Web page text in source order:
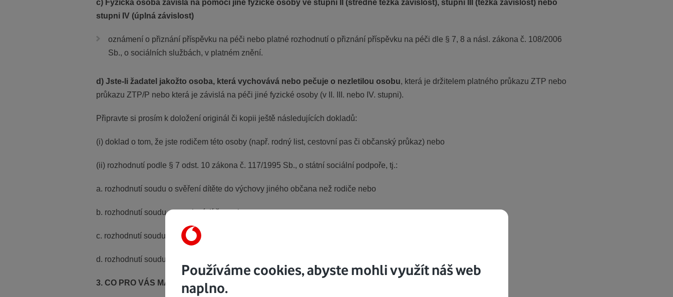
c) Fyzická osoba závislá na pomoci jiné fyzické osoby ve stupni II (středně těžká závislost), stupni III (těžká závislost) nebo
stupni IV (úplná závislost)
oznámení o přiznání příspěvku na péči nebo platné rozhodnutí o přiznání příspěvku na péči dle § 7, 8 a násl. zákona č. 108/2006
Sb., o sociálních službách, v platném znění.
d) Jste-li žadatel jakožto osoba, která vychovává nebo pečuje o nezletilou osobu, která je držitelem platného průkazu ZTP nebo
průkazu ZTP/P nebo která je závislá na péči jiné fyzické osoby (v II. III. nebo IV. stupni).
Připravte si prosím k doložení originál či kopii ještě následujících dokladů:
(i) doklad o tom, že jste rodičem této osoby (např. rodný list, cestovní pas či občanský průkaz) nebo
(ii) rozhodnutí podle § 7 odst. 10 zákona č. 117/1995 Sb., o státní sociální podpoře, tj.:
a. rozhodnutí soudu o svěření dítěte do výchovy jiného občana než rodiče nebo
b. rozhodnutí soudu o osvojení dítěte nebo
c. rozhodnutí soudu o ustanovení občana poručníkem nebo
d. rozhodnutí soudu o svěření dítěte do pěstounské péče podle zvláštního právního předpisu
3. CO PRO VÁS MÁME
Používáme cookies, abyste mohli využít náš web
naplno.